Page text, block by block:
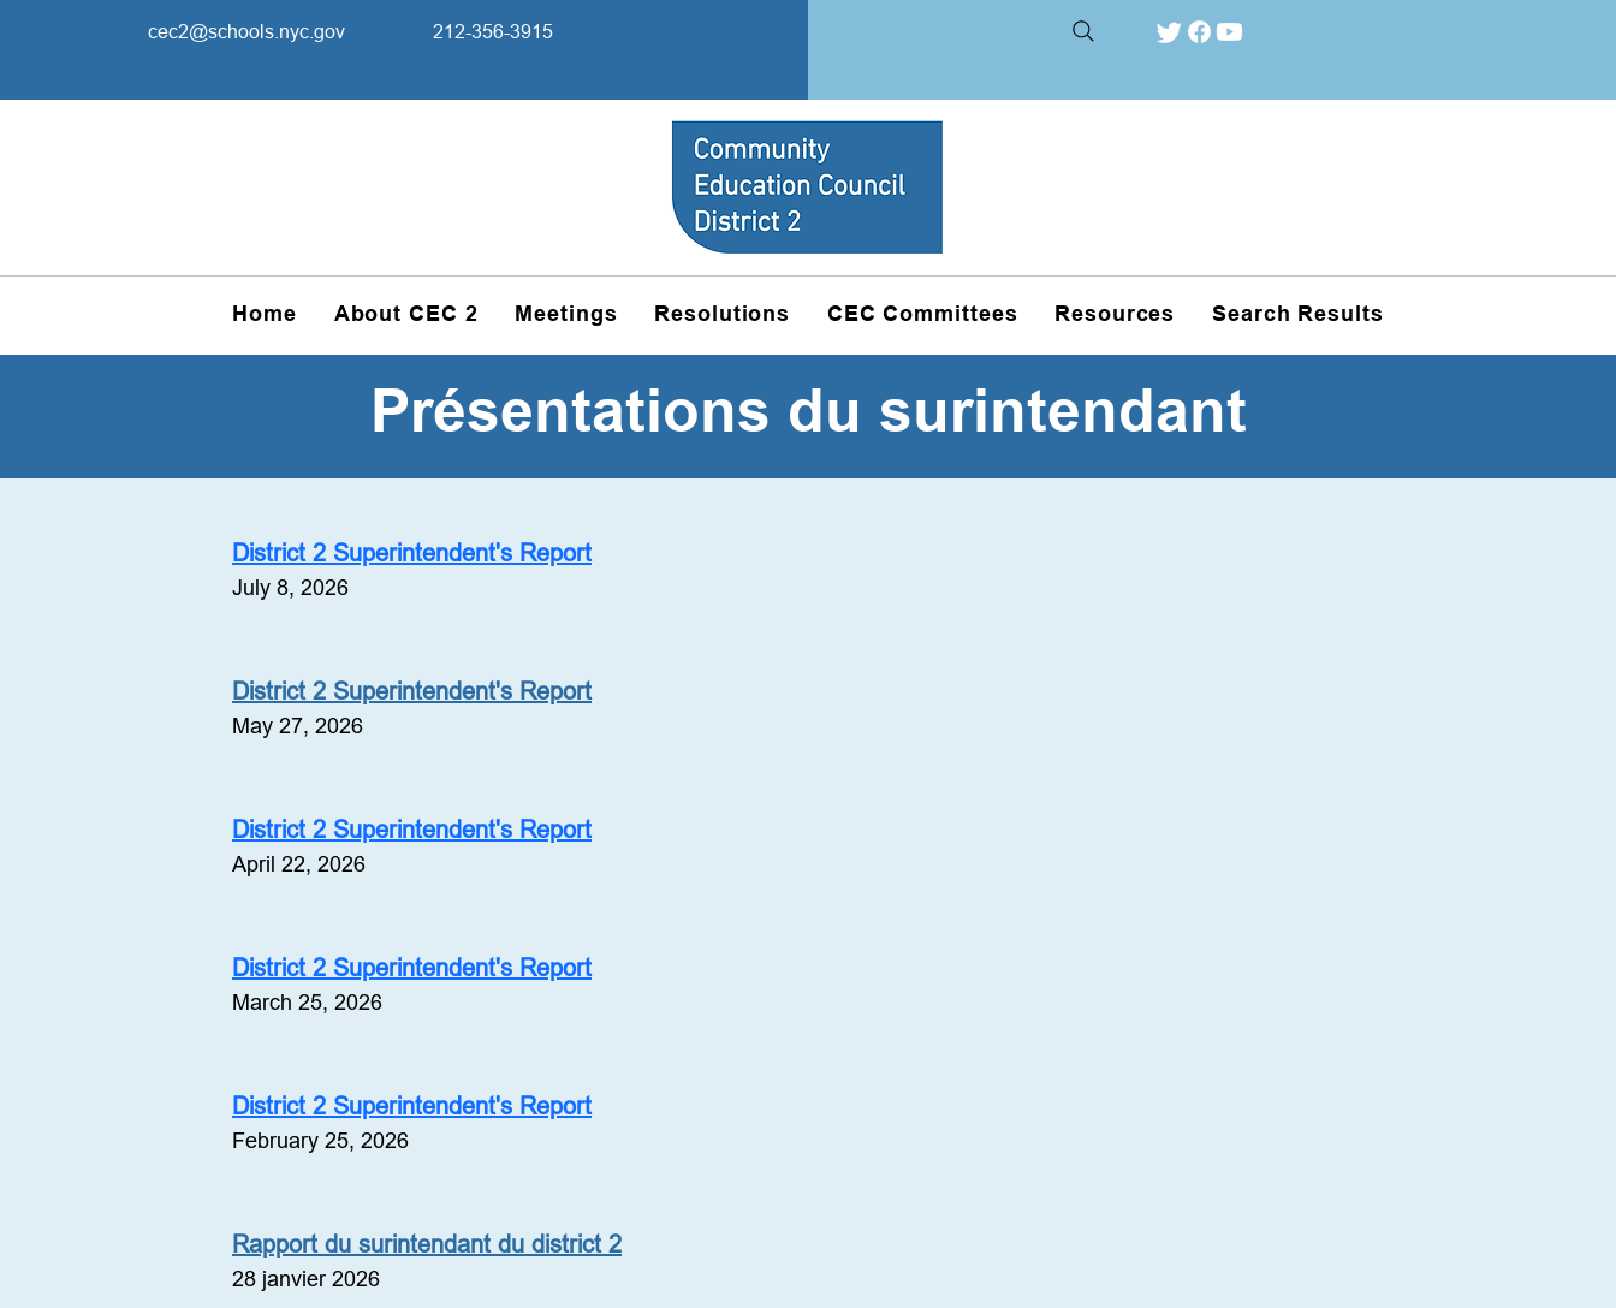
cec2@schools.nyc.gov 212-356-3915
Home About CEC 2 Meetings Resolutions CEC Committees Resources Search Results
Présentations du surintendant
District 2 Superintendent's Report
July 8, 2026
District 2 Superintendent's Report
May 27, 2026
District 2 Superintendent's Report
April 22, 2026
District 2 Superintendent's Report
March 25, 2026
District 2 Superintendent's Report
February 25, 2026
Rapport du surintendant du district 2
28 janvier 2026